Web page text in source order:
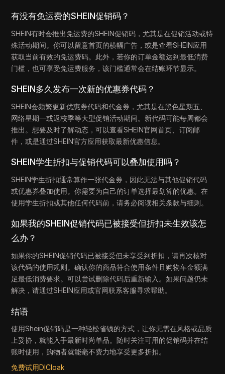
有没有免运费的SHEIN促销码？
SHEIN有时会推出免运费的SHEIN促销码，尤其是在促销活动或特
殊活动期间。你可以留意首页的横幅广告，或是查看SHEIN应用
获取当前有效的免运费码。此外，若你的订单金额达到最低消费
门槛，也可享受免运费服务，该门槛通常会在结账环节显示。
SHEIN多久发布一次新的优惠券代码？
SHEIN会频繁更新优惠券代码和代金券，尤其是在黑色星期五、
网络星期一或返校季等大型促销活动期间。新代码可能每周都会
推出。想要及时了解动态，可以查看SHEIN官网首页、订阅邮
件，或是通过SHEIN官方应用获取最新优惠信息。
SHEIN学生折扣与促销代码可以叠加使用吗？
SHEIN学生折扣通常算作一张代金券，因此无法与其他促销代码
或优惠券叠加使用。你需要为自己的订单选择最划算的优惠。在
使用学生折扣或其他任何代码前，请务必阅读相关条款与细则。
如果我的SHEIN促销代码已被接受但折扣未生效该怎
么办？
如果你的SHEIN促销代码已被接受但未享受到折扣，请再次核对
该代码的使用规则。确认你的商品符合使用条件且购物车金额满
足最低消费要求。可以尝试删除代码后重新输入。如果问题仍未
解决，请通过SHEIN应用或官网联系客服寻求帮助。
结语
使用Shein促销码是一种轻松省钱的方式，让你无需在风格或品质
上妥协，就能入手最新时尚单品。随时关注可用的促销码并在结
账时使用，购物者就能毫不费力地享受更多折扣。
免费试用DICloak